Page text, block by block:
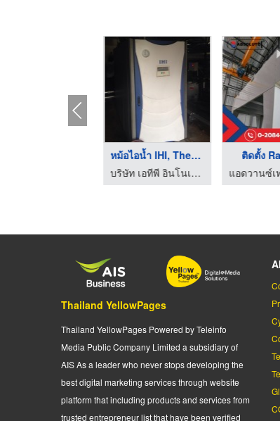
หม้อไอน้ำ IHI, Therm ...
บริษัท เอทีพี อินโนเวชั่นส์ จำกัด
ติดตั้ง
Thailand YellowPages
Thailand YellowPages Powered by Teleinfo
Media Public Company Limited a subsidiary of
AIS As a leader who never stops developing the
best digital marketing services through website
platform that including products and services from
trusted entrepreneur list that have been verified